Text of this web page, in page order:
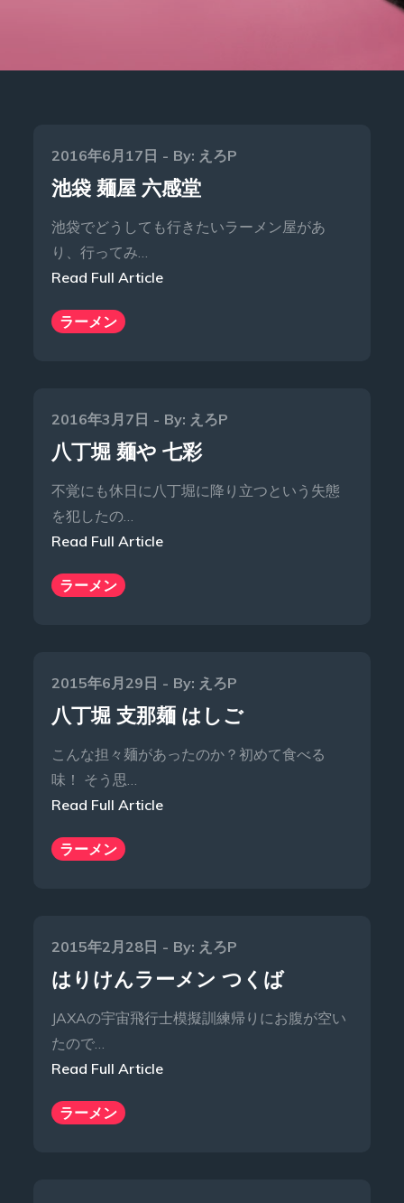
Posted
on
2016年6月17日 By: えろP
池袋 麺屋 六感堂
池袋でどうしても行きたいラーメン屋があ
り、行ってみ…
Read Full Article
ラーメン
Posted
on
2016年3月7日 By: えろP
八丁堀 麺や 七彩
不覚にも休日に八丁堀に降り立つという失態
を犯したの…
Read Full Article
ラーメン
Posted
on
2015年6月29日 By: えろP
八丁堀 支那麺 はしご
こんな担々麺があったのか？初めて食べる
味！ そう思…
Read Full Article
ラーメン
Posted
on
2015年2月28日 By: えろP
はりけんラーメン つくば
JAXAの宇宙飛行士模擬訓練帰りにお腹が空い
たので…
Read Full Article
ラーメン